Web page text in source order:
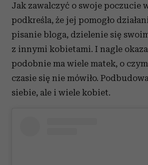
Jak zawalczyć o swoje poczucie
podkreśla, że jej pomogło
pisanie bloga, dzielenie się
z innymi kobietami. I nagle
podobnie ma wiele matek, o
czasie się nie mówiło.
siebie, ale i wiele kobiet.